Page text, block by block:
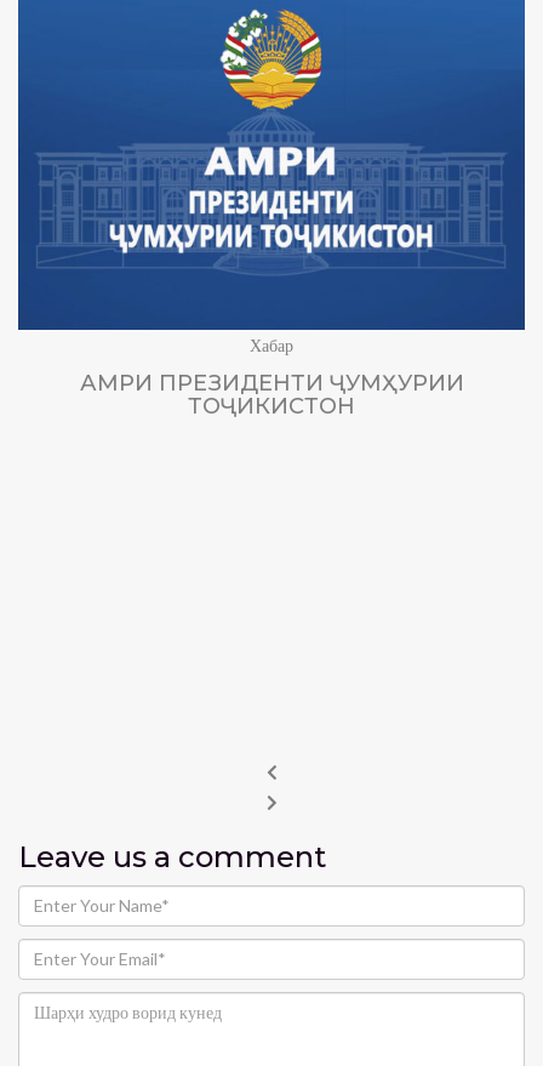
Хабар
АМРИ ПРЕЗИДЕНТИ ҶУМҲУРИИ
ТОҶИКИСТОН
Leave us a comment